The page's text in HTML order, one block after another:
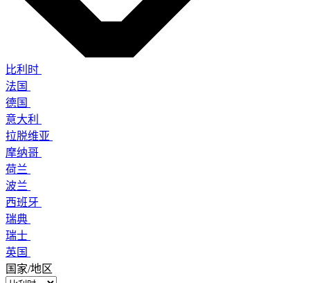
比利时
法国
德国
意大利
拉脱维亚
摩纳哥
荷兰
波兰
西班牙
瑞典
瑞士
英国
国家/地区